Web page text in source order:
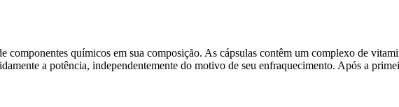
componentes químicos em sua composição. As cápsulas contêm um complexo de
a potência, independentemente do motivo de seu enfraquecimento. Após a